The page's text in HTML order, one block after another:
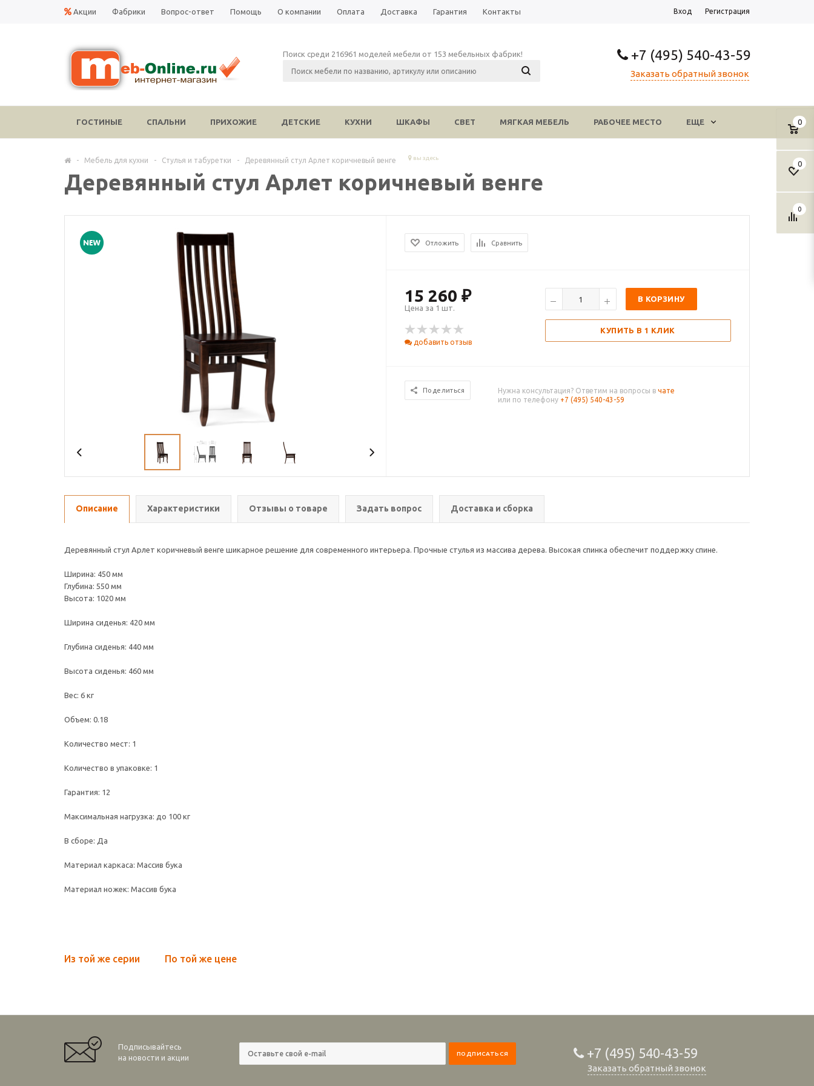
Акции Фабрики Вопрос-ответ Помощь О компании Оплата Доставка Гарантия Контакты Вход Регистрация
+7 (495) 540-43-59
Заказать обратный звонок
Поиск среди 216961 моделей мебели от 153 мебельных фабрик!
0
0
0
ГОСТИНЫЕ СПАЛЬНИ ПРИХОЖИЕ ДЕТСКИЕ КУХНИ ШКАФЫ СВЕТ МЯГКАЯ МЕБЕЛЬ РАБОЧЕЕ МЕСТО ЕЩЕ
- Мебель для кухни - Стулья и табуретки - Деревянный стул Арлет коричневый венге вы здесь
Деревянный стул Арлет коричневый венге
Отложить Сравнить
15 260 ₽
Цена за 1 шт.
добавить отзыв
В КОРЗИНУ
КУПИТЬ В 1 КЛИК
Поделиться Нужна консультация? Ответим на вопросы в чате
или по телефону +7 (495) 540-43-59
Описание Характеристики Отзывы о товаре Задать вопрос Доставка и сборка
Деревянный стул Арлет коричневый венге шикарное решение для современного интерьера. Прочные стулья из массива дерева. Высокая спинка обеспечит поддержку спине.
Ширина: 450 мм
Глубина: 550 мм
Высота: 1020 мм
Ширина сиденья: 420 мм
Глубина сиденья: 440 мм
Высота сиденья: 460 мм
Вес: 6 кг
Объем: 0.18
Количество мест: 1
Количество в упаковке: 1
Гарантия: 12
Максимальная нагрузка: до 100 кг
В сборе: Да
Материал каркаса: Массив бука
Материал ножек: Массив бука
Из той же серии По той же цене
Подписывайтесь
на новости и акции
+7 (495) 540-43-59
Заказать обратный звонок